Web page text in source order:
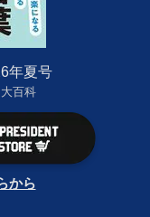
年夏号
百科
から